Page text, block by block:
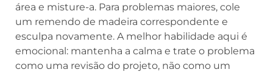
área e misture-a. Para problemas maiores, cole
um remendo de madeira correspondente e
esculpa novamente. A melhor habilidade aqui é
emocional: mantenha a calma e trate o problema
como uma revisão do projeto, não como um